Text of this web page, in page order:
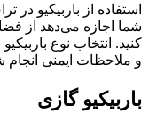
استفاده از باربیکیو
شما اجازه می‌دهد از
کنید. انتخاب نوع
و ملاحظات ایمنی انجام
باربیکیو گازی